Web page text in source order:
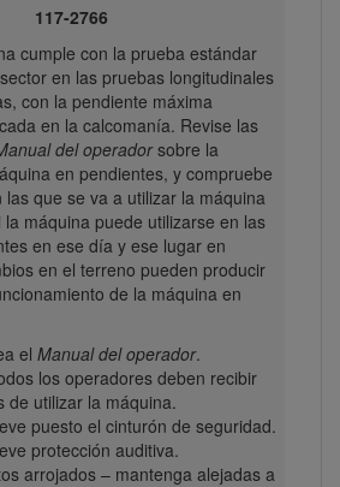
117-2766
cumple con la prueba estándar
en las pruebas longitudinales
con la pendiente máxima
en la calcomanía. Revise las
del operadorsobre la
en pendientes, y compruebe
las que se va a utilizar la máquina
máquina puede utilizarse en las
en ese día y ese lugar en
en el terreno pueden producir
de la máquina en
el Manual del operador.
los operadores deben recibir
de utilizar la máquina.
puesto el cinturón de seguridad.
protección auditiva.
arrojados – mantenga alejadas a